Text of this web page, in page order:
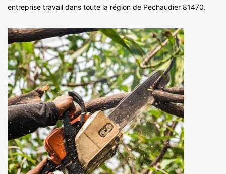
entreprise travail dans toute la région de Pechaudier 81470.